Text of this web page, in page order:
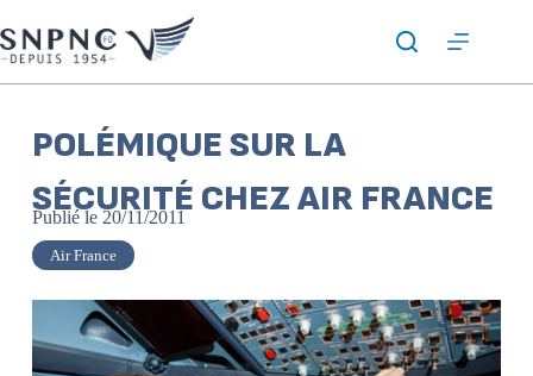
POLÉMIQUE SUR LA
SÉCURITÉ CHEZ AIR FRANCE
Publié le 20/11/2011
Air France